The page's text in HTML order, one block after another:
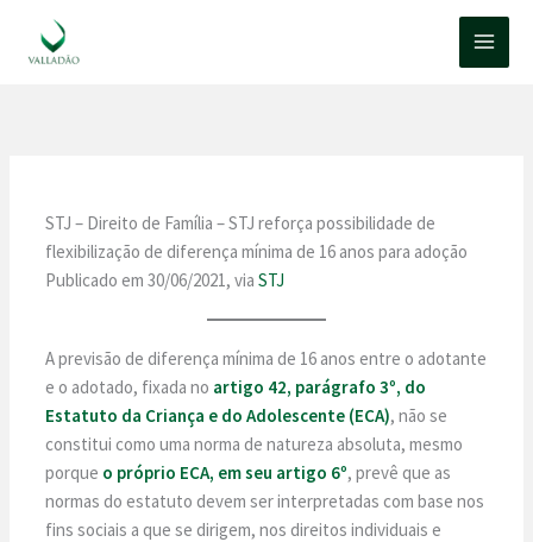
STJ – Direito de Família – STJ reforça possibilidade de
flexibilização de diferença mínima de 16 anos para adoção
Publicado em 30/06/2021, viaSTJ
A previsão de diferença mínima de 16 anos entre o adotante
e o adotado, fixada no artigo 42, parágrafo 3º, do
Estatuto da Criança e do Adolescente (ECA), não se
constitui como uma norma de natureza absoluta, mesmo
porque o próprio ECA, em seu artigo 6º, prevê que as
normas do estatuto devem ser interpretadas com base nos
fins sociais a que se dirigem, nos direitos individuais e